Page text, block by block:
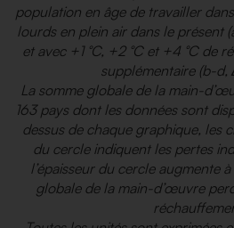
population en âge de travailler
lourds en plein air dans le présent
et avec +1 °C, +2 °C et +4 °C de
supplémentaire (b-d,
La somme globale de la main-
163 pays dont les données sont
dessus de chaque graphique, les
du cercle indiquent les pertes
l’épaisseur du cercle augmente
globale de la main-d’œuvre